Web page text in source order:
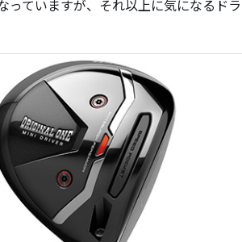
っていますが、それ以上に気になるド